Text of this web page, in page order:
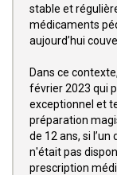
stable et
médicaments
aujourd’hui
Dans ce
février 2023 qui
exceptionnel et
préparation
de 12 ans, si
n'était pas
prescription